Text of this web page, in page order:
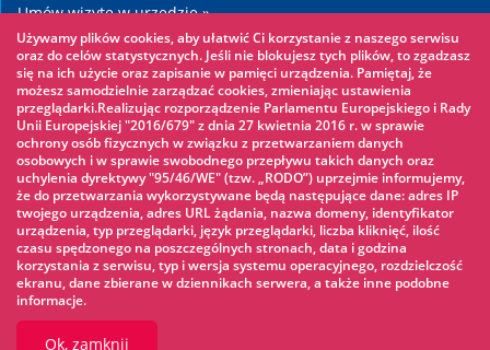
Umów wizytę w urzędzie »
Drogi »
Warto zobaczyć
Park linowy »
Park Wodny »
Lodowisko »
KINOECK »
Muzeum »
Używamy plików cookies, aby ułatwić Ci korzystanie z naszego serwisu
oraz do celów statystycznych. Jeśli nie blokujesz tych plików, to zgadzasz
się na ich użycie oraz zapisanie w pamięci urządzenia. Pamiętaj, że
możesz samodzielnie zarządzać cookies, zmieniając ustawienia
przeglądarki.Realizując rozporządzenie Parlamentu Europejskiego i Rady
Unii Europejskiej "2016/679" z dnia 27 kwietnia 2016 r. w sprawie
ochrony osób fizycznych w związku z przetwarzaniem danych
osobowych i w sprawie swobodnego przepływu takich danych oraz
uchylenia dyrektywy "95/46/WE" (tzw. „RODO”) uprzejmie informujemy,
że do przetwarzania wykorzystywane będą następujące dane: adres IP
twojego urządzenia, adres URL żądania, nazwa domeny, identyfikator
urządzenia, typ przeglądarki, język przeglądarki, liczba kliknięć, ilość
czasu spędzonego na poszczególnych stronach, data i godzina
korzystania z serwisu, typ i wersja systemu operacyjnego, rozdzielczość
ekranu, dane zbierane w dziennikach serwera, a także inne podobne
informacje.
Ok, zamknij